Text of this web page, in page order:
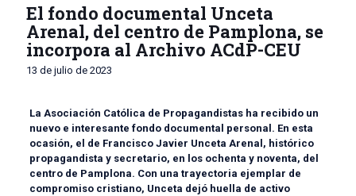
El fondo documental Unceta
Arenal, del centro de Pamplona, se
incorpora al Archivo ACdP-CEU
13 de julio de 2023
La Asociación Católica de Propagandistas ha recibido un
nuevo e interesante fondo documental personal. En esta
ocasión, el de Francisco Javier Unceta Arenal, histórico
propagandista y secretario, en los ochenta y noventa, del
centro de Pamplona. Con una trayectoria ejemplar de
compromiso cristiano, Unceta dejó huella de activo